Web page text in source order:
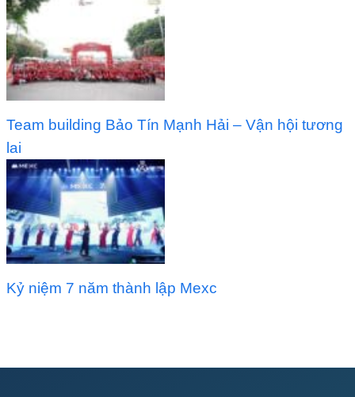
Team building Bảo Tín Mạnh Hải – Vận hội tương
lai
Kỷ niệm 7 năm thành lập Mexc